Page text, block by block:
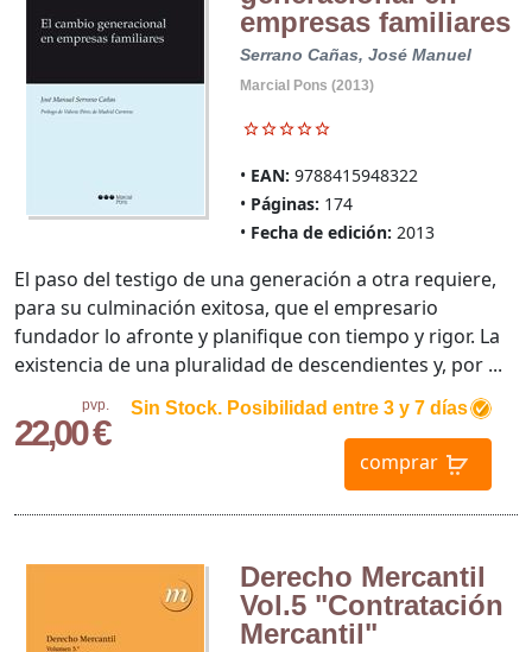
empresas familiares
Serrano Cañas, José Manuel
Marcial Pons (2013)
EAN: 9788415948322
Páginas: 174
Fecha de edición: 2013
pvp.
22,00 €
Sin Stock. Posibilidad entre 3 y 7 días
comprar
El paso del testigo de una generación a otra requiere,
para su culminación exitosa, que el empresario
fundador lo afronte y planifique con tiempo y rigor. La
existencia de una pluralidad de descendientes y, por ...
Derecho Mercantil
Vol.5 "Contratación
Mercantil"